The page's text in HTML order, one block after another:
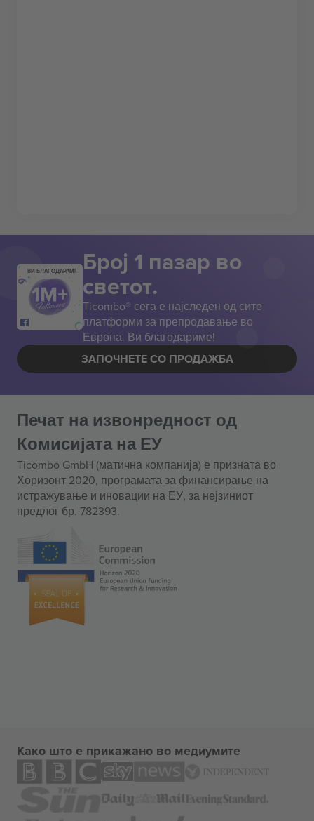
ВИ БЛАГОДАРАМ! Број 1 пазар во
светот.
Ticombo® сега е најследен од сите
платформи за препродавање во
Европа. Ви благодариме!
ЗАПОЧНЕТЕ СО ПРОДАЖБА
Печат на извонредност од
Комисијата на ЕУ
Ticombo GmbH (матична компанија) е призната во
Хоризонт 2020, програмата за финансирање на
истражување и иновации на ЕУ, за нејзиниот
предлог бр. 782393.
Како што е прикажано во медиумите